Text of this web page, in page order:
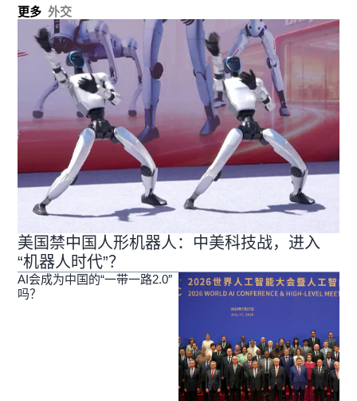
更多 外交
美国禁中国人形机器人：中美科技战，进入
“机器人时代”？
AI会成为中国的“一带一路2.0″
吗？